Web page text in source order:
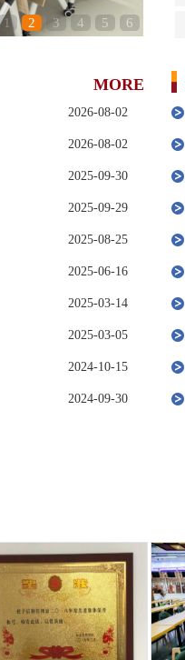
1 2 3 4 5 6
MORE
2026-08-02
2026-08-02
2025-09-30
2025-09-29
2025-08-25
2025-06-16
2025-03-14
2025-03-05
2024-10-15
2024-09-30